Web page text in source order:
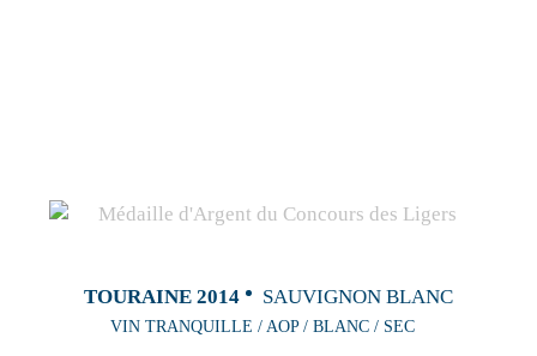
TOURAINE 2014 SAUVIGNON BLANC
VIN TRANQUILLE / AOP / BLANC / SEC